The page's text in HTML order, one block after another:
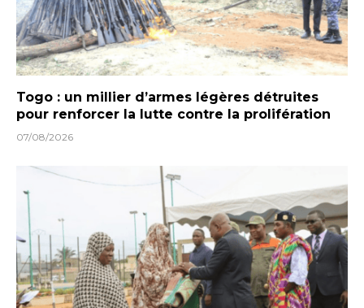
Togo : un millier d’armes légères détruites
pour renforcer la lutte contre la prolifération
07/08/2026